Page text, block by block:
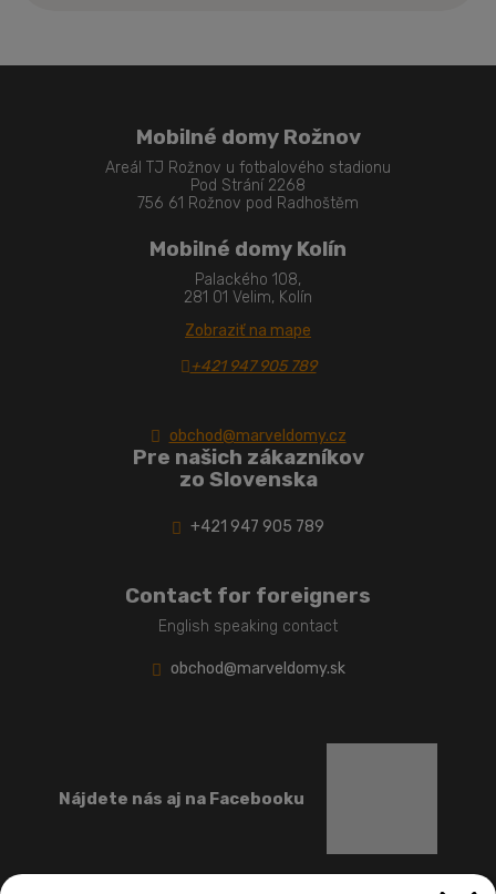
Mobilné domy Rožnov
Areál TJ Rožnov u fotbalového stadionu
Pod Strání 2268
756 61 Rožnov pod Radhoštěm
Mobilné domy Kolín
Palackého 108,
281 01 Velim, Kolín
Zobraziť na mape
+421 947 905 789
obchod@marveldomy.cz
Pre našich zákazníkov
zo Slovenska
+421 947 905 789
Contact for foreigners
English speaking contact
obchod@marveldomy.sk
Nájdete nás aj na Facebooku